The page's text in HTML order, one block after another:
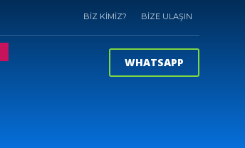
BİZ KİMİZ? BİZE ULAŞIN
WHATSAPP